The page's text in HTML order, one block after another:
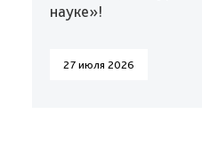
науке»!
27 июля 2026